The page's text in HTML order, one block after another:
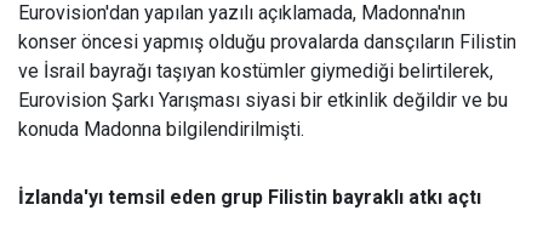
Eurovision'dan yapılan yazılı açıklamada, Madonna'nın
konser öncesi yapmış olduğu provalarda dansçıların Filistin
ve İsrail bayrağı taşıyan kostümler giymediği belirtilerek,
Eurovision Şarkı Yarışması siyasi bir etkinlik değildir ve bu
konuda Madonna bilgilendirilmişti.
İzlanda'yı temsil eden grup Filistin bayraklı atkı açtı